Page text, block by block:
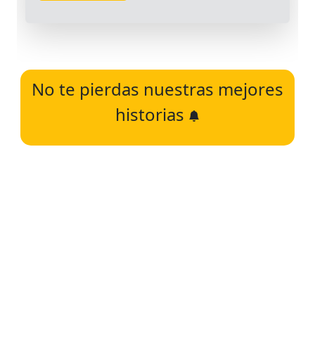
No te pierdas nuestras mejores
historias